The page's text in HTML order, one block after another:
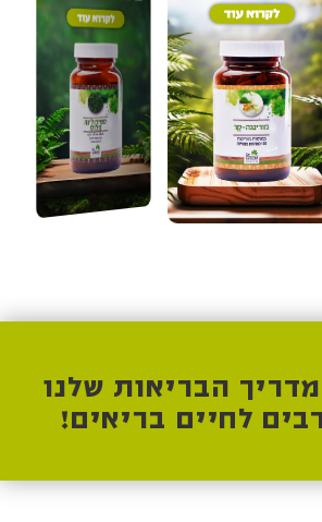
הבריאות שלנו
לחיים בריאים!